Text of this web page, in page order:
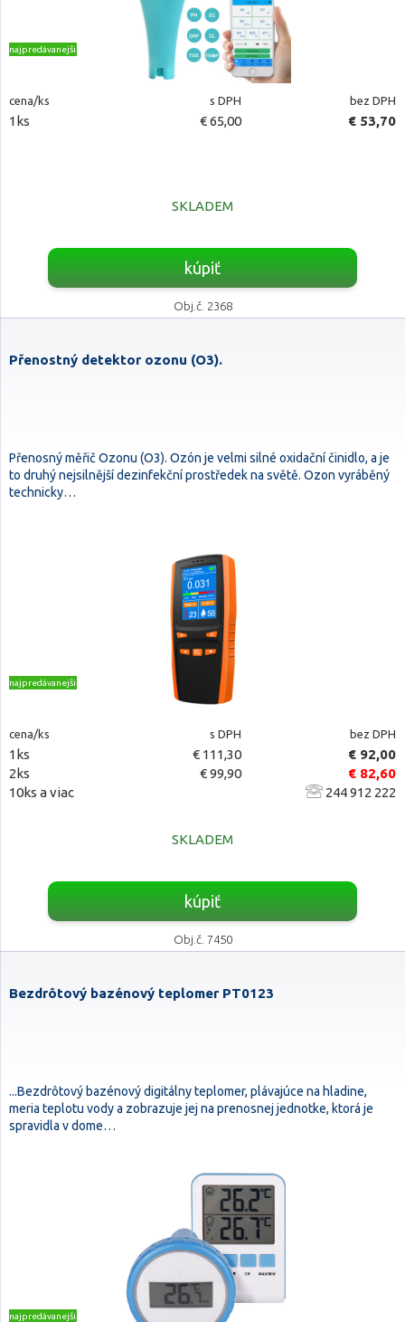
najpredávanejšie
cena/ks s DPH bez DPH
1ks € 65,00 € 53,70
SKLADEM
kúpiť
Obj.č. 2368
Přenostný detektor ozonu (O3).
Přenosný měřič Ozonu (O3). Ozón je velmi silné oxidační činidlo, a je
to druhý nejsilnější dezinfekční prostředek na světě. Ozon vyráběný
technicky…
najpredávanejšie
cena/ks s DPH bez DPH
1ks € 111,30
€ 92,00
2ks
€ 99,90
€ 82,60
10ks a viac
244 912 222
SKLADEM
kúpiť
Obj.č. 7450
Bezdrôtový bazénový teplomer PT0123
...Bezdrôtový bazénový digitálny teplomer, plávajúce na hladine,
meria teplotu vody a zobrazuje jej na prenosnej jednotke, ktorá je
spravidla v dome…
najpredávanejšie